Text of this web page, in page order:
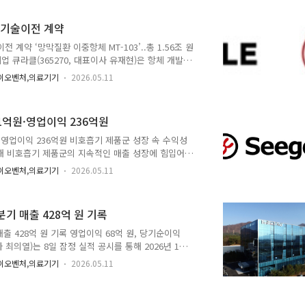
션은 고객 성원에 보답하기 위해 ‘감사’를 콘셉트
트로 구성됐다.행사 기간 동안 매일 참여 가능한
과 해피홈 파워캡슐 세제 등 다양한 혜택을 제공
술이전 계약
계약 ‘망막질환 이중항체 MT-103’..총 1.56조 원
큐라클(365270, 대표이사 유재현)은 항체 개발
공동 개발 중인 ‘망막질환 이중항체 MT-103’에
이하 메멘토)와 기술이전 계약을 체결했
과 맵틱스는 800만 달러(약 116억 원)의 선급금
허가 마일스톤 8,225만 달러, 상업화 마일스톤
벤처,의료기기 2026.05.11
원·영업이익 236억원
업이익 236억원 비호흡기 제품군 성장 속 수익성
비호흡기 제품군의 지속적인 매출 성장에 힘입어
대와 함께 수익성 개선 흐름을 이어갔다고 8일
(K-IFRS) 연결기준 잠정실적에 따르면 씨젠의
매출 성장세를 이끈 분야는 비호흡기 신드로믹
전년동기 대비 매출은 32.6% 증가했다. 개별적으
러스(HPV), 성매개..
벤처,의료기기 2026.05.11
기 매출 428억 원 기록
428억 원 기록 영업이익 68억 원, 당기순이익
최의열)는 8일 잠정 실적 공시를 통해 2026년 1분
영업이익 68억 원, 당기순이익 95억 원을 기록했
기 391억 원 대비 9.6% 증가했으며, 당기순이익
벤처,의료기기 2026.05.11